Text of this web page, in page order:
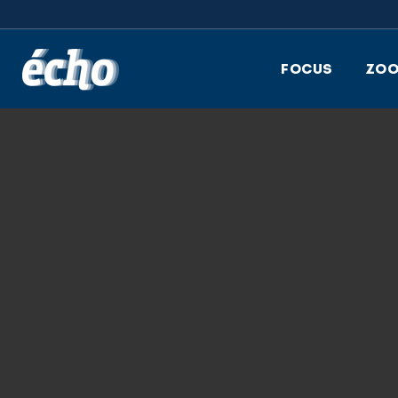
FOCUS
ECHO-